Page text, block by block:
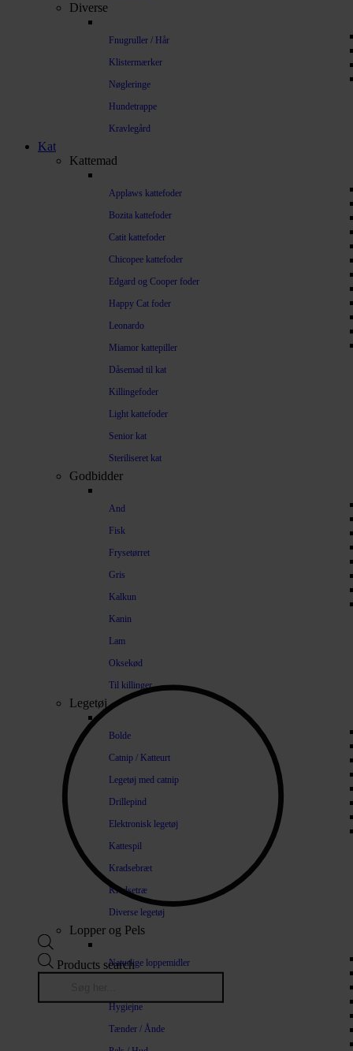
Diverse
Fnugruller / Hår
Klistermærker
Nøgleringe
Hundetrappe
Kravlegård
Kat
Kattemad
Applaws kattefoder
Bozita kattefoder
Catit kattefoder
Chicopee kattefoder
Edgard og Cooper foder
Happy Cat foder
Leonardo
Miamor kattepiller
Dåsemad til kat
Killingefoder
Light kattefoder
Senior kat
Steriliseret kat
Godbidder
And
Fisk
Frysetørret
Gris
Kalkun
Kanin
Lam
Oksekød
Til killinger
Legetøj
Bolde
Catnip / Katteurt
Legetøj med catnip
Drillepind
Elektronisk legetøj
Kattespil
Kradsebræt
Kradsetræ
Diverse legetøj
Lopper og Pels
Naturlige loppemidler
Hygiejne
Tænder / Ånde
Products search